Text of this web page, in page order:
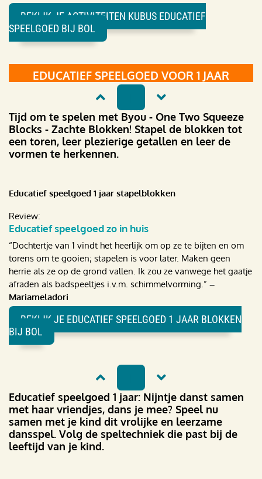
BEKIJK JE ACTIVITEITEN KUBUS EDUCATIEF
SPEELGOED BIJ BOL
EDUCATIEF SPEELGOED VOOR 1 JAAR
Tijd om te spelen met Byou - One Two Squeeze
Blocks - Zachte Blokken! Stapel de blokken tot
een toren, leer plezierige getallen en leer de
vormen te herkennen.
Educatief speelgoed 1 jaar stapelblokken
Review:
Educatief speelgoed zo in huis
“Dochtertje van 1 vindt het heerlijk om op ze te bijten en om
torens om te gooien; stapelen is voor later. Maken geen
herrie als ze op de grond vallen. Ik zou ze vanwege het gaatje
afraden als badspeeltjes i.v.m. schimmelvorming.” –
Mariameladori
BEKIJK JE EDUCATIEF SPEELGOED 1 JAAR BLOKKEN
BIJ BOL
Educatief speelgoed 1 jaar: Nijntje danst samen
met haar vriendjes, dans je mee? Speel nu
samen met je kind dit vrolijke en leerzame
dansspel. Volg de speltechniek die past bij de
leeftijd van je kind.